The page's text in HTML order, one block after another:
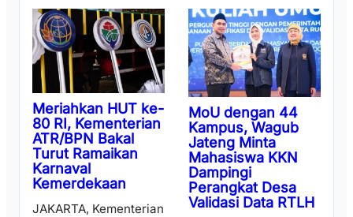
Meriahkan HUT ke-
80 RI, Kementerian
ATR/BPN Bakal
Turut Ramaikan
Karnaval
Kemerdekaan
JAKARTA, Kementerian
MoU dengan 44
Kampus, Wagub
Jateng Minta
Mahasiswa KKN
Dampingi
Perangkat Desa
Validasi Data RTLH